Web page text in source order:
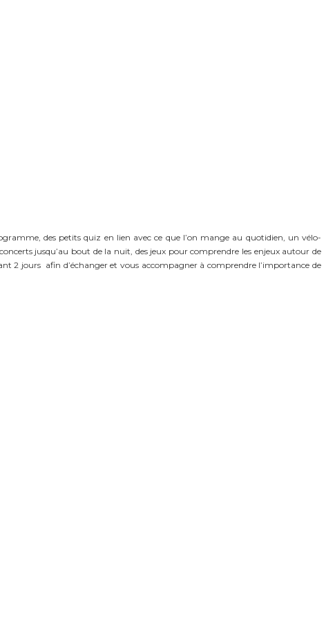
des petits quiz en lien avec ce que l’on mange au quotidien, un vélo-
jusqu’au bout de la nuit, des jeux pour comprendre les enjeux autour de
2 jours afin d’échanger et vous accompagner à comprendre l’importance de